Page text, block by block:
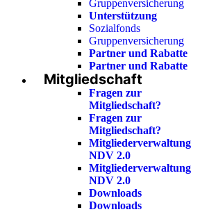
Gruppenversicherung
Unterstützung
Sozialfonds
Gruppenversicherung
Partner und Rabatte
Partner und Rabatte
Mitgliedschaft
Fragen zur
Mitgliedschaft?
Fragen zur
Mitgliedschaft?
Mitgliederverwaltung
NDV 2.0
Mitgliederverwaltung
NDV 2.0
Downloads
Downloads